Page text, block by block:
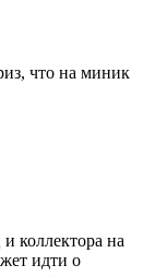
что на миник
коллектора на
идти о